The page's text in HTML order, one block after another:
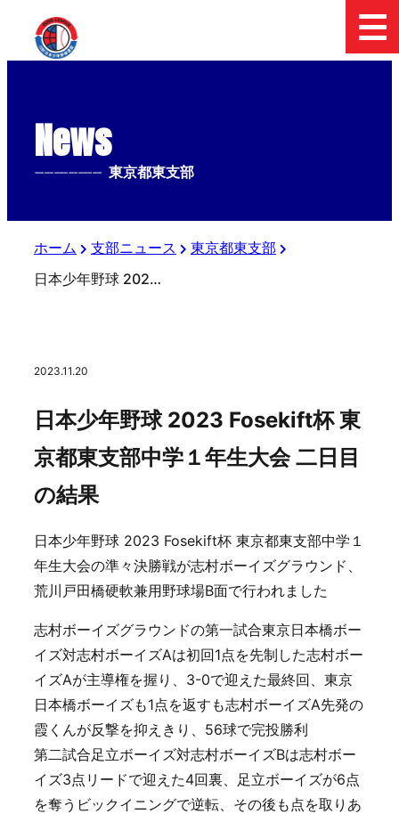
News
-------------- 東京都東支部
ホーム 支部ニュース
東京都東支部
日本少年野球 2023 Fosekift杯 東京都東支部中学１年生大会 二日目の結果
2023.11.20
日本少年野球 2023 Fosekift杯 東
京都東支部中学１年生大会 二日目
の結果
日本少年野球 2023 Fosekift杯 東京都東支部中学１
年生大会の準々決勝戦が志村ボーイズグラウンド、
荒川戸田橋硬軟兼用野球場B面で行われました
志村ボーイズグラウンドの第一試合東京日本橋ボー
イズ対志村ボーイズAは初回1点を先制した志村ボー
イズAが主導権を握り、3-0で迎えた最終回、東京
日本橋ボーイズも1点を返すも志村ボーイズA先発の
霞くんが反撃を抑えきり、56球で完投勝利
第二試合足立ボーイズ対志村ボーイズBは志村ボー
イズ3点リードで迎えた4回裏、足立ボーイズが6点
を奪うビックイニングで逆転、その後も点を取りあ